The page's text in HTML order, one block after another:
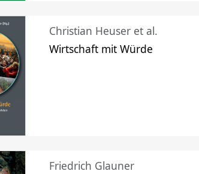
Christian Heuser et al.
Wirtschaft mit Würde
Friedrich Glauner